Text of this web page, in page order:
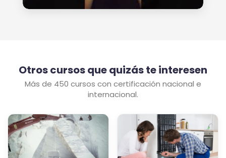
Otros cursos que quizás te interesen
Más de 450 cursos con certificación nacional e
internacional.